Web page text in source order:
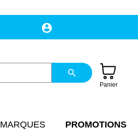
account_circle
search
Panier
MARQUES PROMOTIONS